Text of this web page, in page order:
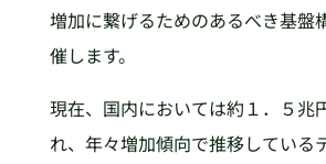
増加に繋げるためのあるべき基盤
催します。
現在、国内においては約１．５兆
れ、年々増加傾向で推移している